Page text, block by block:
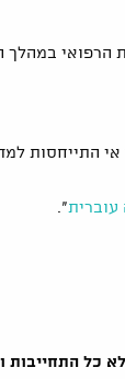
במהלך
אי התייחסות
עוברית".
התחייבות